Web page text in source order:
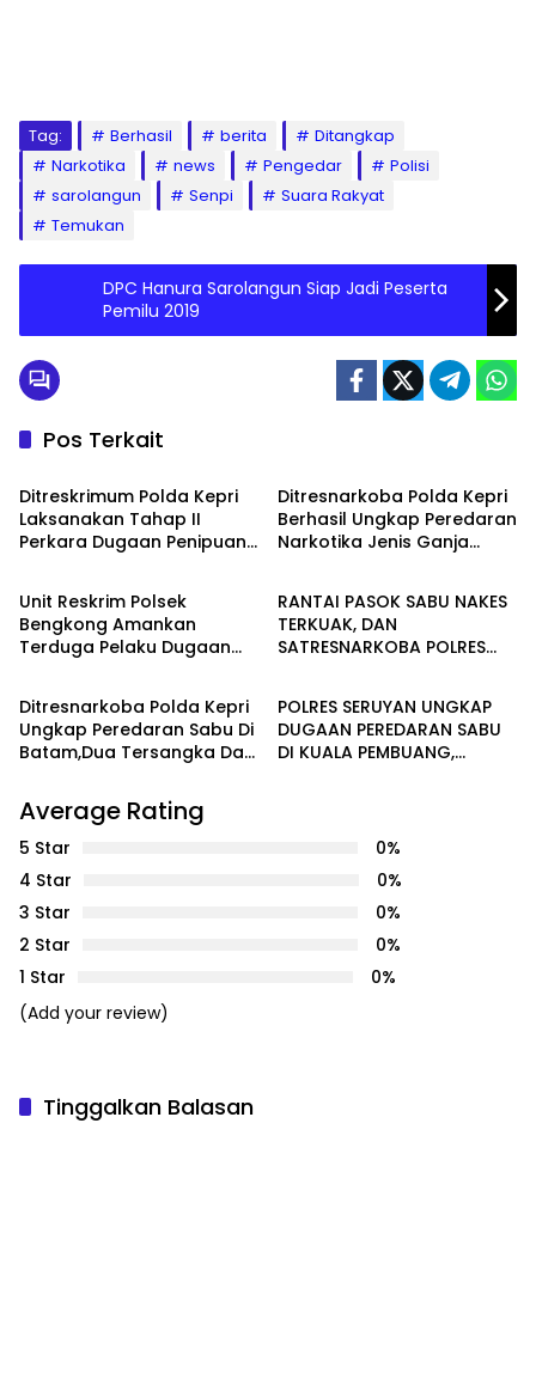
Tag: Berhasil berita
Ditangkap
Narkotika
news Pengedar
Polisi
sarolangun
Senpi
Suara Rakyat
Temukan
DPC Hanura Sarolangun Siap Jadi Peserta
Pemilu 2019
Pos Terkait
Batam
Ditreskrimum Polda Kepri
Laksanakan Tahap II
Perkara Dugaan Penipuan
Ditresnarkoba Polda Kepri
Berhasil Ungkap Peredaran
Narkotika Jenis Ganja
Batam
Unit Reskrim Polsek
Bengkong Amankan
Terduga Pelaku Dugaan
Umur
HUKUM & KRIMINALITAS
RANTAI PASOK SABU NAKES
TERKUAK, DAN
SATRESNARKOBA POLRES
HUKUM & KRIMINALITAS
Ditresnarkoba Polda Kepri
Ungkap Peredaran Sabu Di
Batam,Dua Tersangka Dan
Diamankan
HUKUM & KRIMINALITAS
POLRES SERUYAN UNGKAP
DUGAAN PEREDARAN SABU
DI KUALA PEMBUANG,
Average Rating
5 Star
0%
4 Star
0%
3 Star
0%
2 Star
0%
1 Star
0%
(Add your review)
Tinggalkan Balasan